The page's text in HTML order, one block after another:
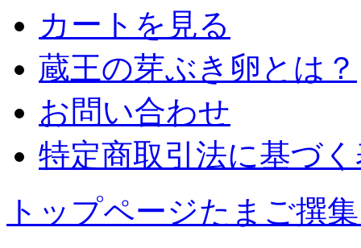
カートを見る
蔵王の芽ぶき卵とは？
お問い合わせ
特定商取引法に基づ
トップページたまご撰